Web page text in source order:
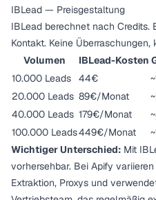
IBLead — Preisgestaltung
IBLead berechnet nach Credits.
Kontakt. Keine
Volumen
IBLead-Kosten
10.000 Leads
44€
20.000 Leads 89€/Monat
40.000 Leads 179€/Monat
100.000 Leads449€/Monat
Wichtiger Unterschied: Mit
vorhersehbar. Bei Apify
Extraktion, Proxys und